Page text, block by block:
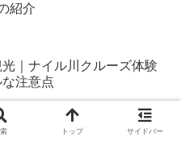
紹介
｜ナイル川クルーズ体験
注意点
トップ サイドバー